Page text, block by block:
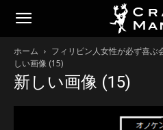
ホーム フィリピン人女性が必ず喜ぶ
しい画像 (15)
新しい画像 (15)